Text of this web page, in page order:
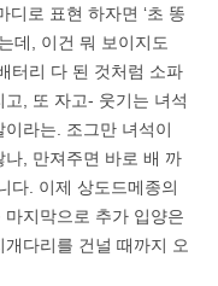
로 표현 하자면 ‘초 똥
데, 이건 뭐 보이지도
터리 다 된 것처럼 소파
, 또 자고- 웃기는 녀석
라는. 조그만 녀석이
, 만져주면 바로 배 까
다. 이제 상도드메종의
지막으로 추가 입양은
다리를 건널 때까지 오